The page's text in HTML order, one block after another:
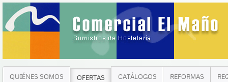
QUIÉNES SOMOS OFERTAS CATÁLOGOS REFORMAS